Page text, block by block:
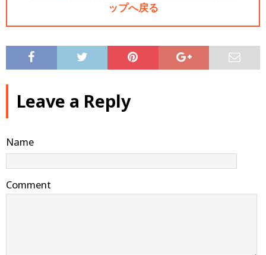
ップへ戻る
Leave a Reply
Name
Comment